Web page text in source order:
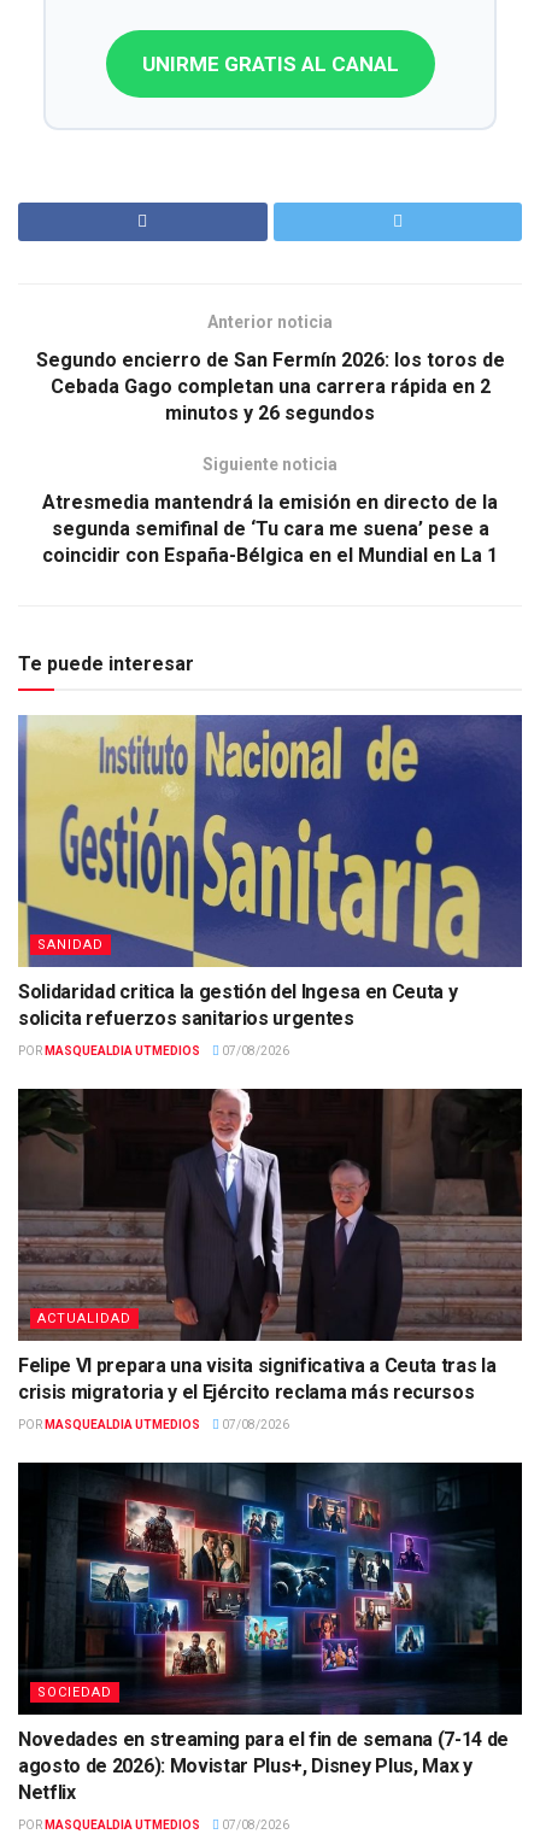
UNIRME GRATIS AL CANAL
Anterior noticia
Segundo encierro de San Fermín 2026: los toros de
Cebada Gago completan una carrera rápida en 2
minutos y 26 segundos
Siguiente noticia
Atresmedia mantendrá la emisión en directo de la
segunda semifinal de ‘Tu cara me suena’ pese a
coincidir con España-Bélgica en el Mundial en La 1
Te puede interesar
SANIDAD
Solidaridad critica la gestión del Ingesa en Ceuta y
solicita refuerzos sanitarios urgentes
POR MASQUEALDIA UTMEDIOS 07/08/2026
ACTUALIDAD
Felipe VI prepara una visita significativa a Ceuta tras la
crisis migratoria y el Ejército reclama más recursos
POR MASQUEALDIA UTMEDIOS 07/08/2026
SOCIEDAD
Novedades en streaming para el fin de semana (7-14 de
agosto de 2026): Movistar Plus+, Disney Plus, Max y
Netflix
POR MASQUEALDIA UTMEDIOS 07/08/2026